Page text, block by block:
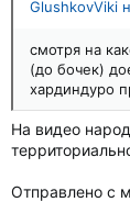
GlushkovViki
смотря на
(до бочек)
хардиндуро
На видео
Отправлено с